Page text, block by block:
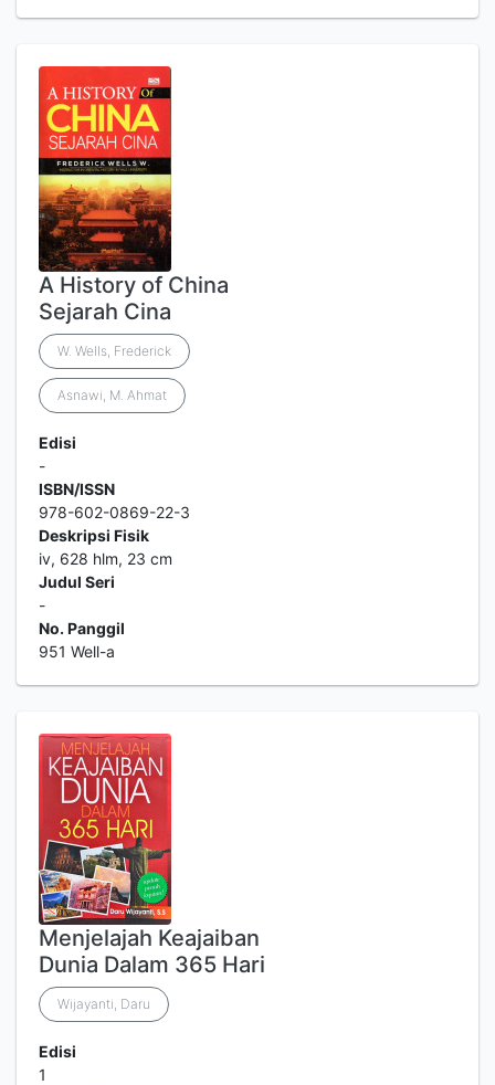
A History of China
Sejarah Cina
W. Wells, Frederick
Asnawi, M. Ahmat
Edisi
-
ISBN/ISSN
978-602-0869-22-3
Deskripsi Fisik
iv, 628 hlm, 23 cm
Judul Seri
-
No. Panggil
951 Well-a
Menjelajah Keajaiban
Dunia Dalam 365 Hari
Wijayanti, Daru
Edisi
1